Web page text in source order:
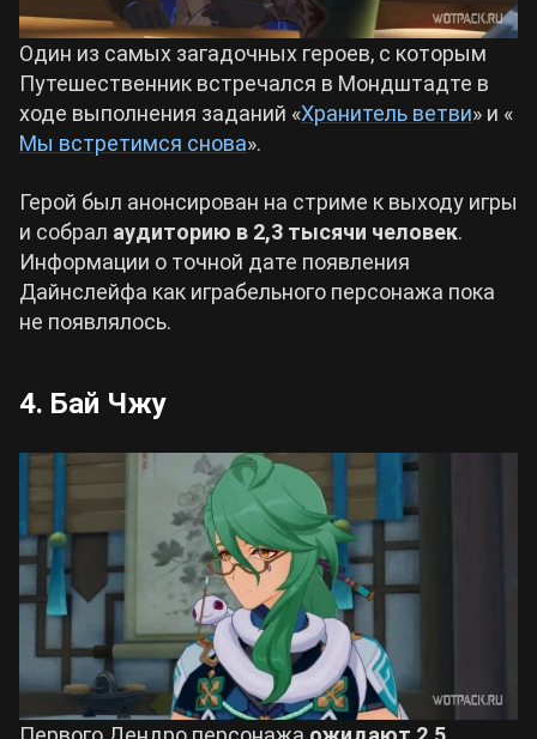
Один из самых загадочных героев, с которым
Путешественник встречался в Мондштадте в
ходе выполнения заданий «Хранитель ветви» и «
Мы встретимся снова».
Герой был анонсирован на стриме к выходу игры
и собрал аудиторию в 2,3 тысячи человек.
Информации о точной дате появления
Дайнслейфа как играбельного персонажа пока
не появлялось.
4. Бай Чжу